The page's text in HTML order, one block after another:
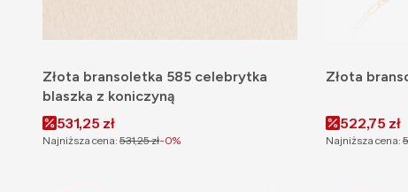
Złota bransoletka 585 celebrytka
blaszka z koniczyną
Cena promocyjna
531,25 zł
Najniższa cena: 531,25 zł-0%
Złota
Cena
522,75 zł
Najniższa cena: